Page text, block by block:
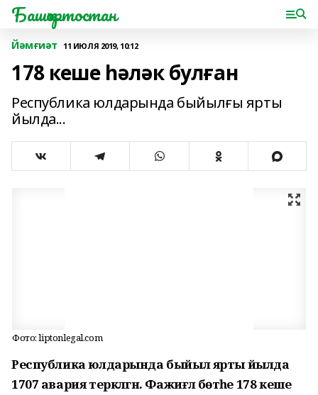
Башҡортостан
Йәмғиәт 11 ИЮЛЯ 2019, 10:12
178 кеше һәләк булған
Республика юлдарында быйылғы ярты
йылда...
Фото: liptonlegal.com
Республика юлдарында быйыл ярты йылда
1707 авария теркәлгән. Фажиғәлә бөтәһе 178 кеше